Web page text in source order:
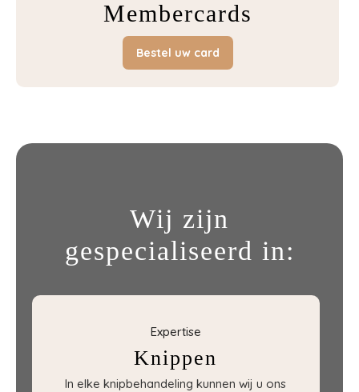
Membercards
Bestel uw card
Wij zijn
gespecialiseerd in:
Expertise
Knippen
In elke knipbehandeling kunnen wij u ons